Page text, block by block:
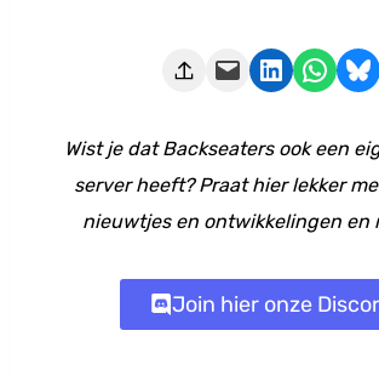
Deze pagina e-mailen Delen op LinkedIn Delen via WhatsApp Share on Bluesky
Wist je dat Backseaters ook een
server heeft? Praat hier lekker
nieuwtjes en ontwikkelingen en
Join hier onze